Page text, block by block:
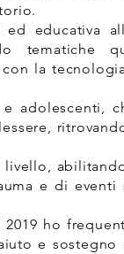
educativa
tematiche
la
adolescenti,
livello,
e di eventi
ho
e sostegno